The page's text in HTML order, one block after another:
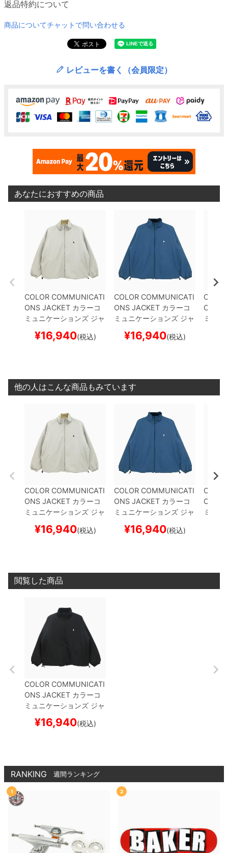
返品特約について
商品についてチャットで問い合わせる
レビューを書く（会員限定）
あなたにおすすめの商品
COLOR COMMUNICATI
ONS JACKET カラーコ
ミュニケーションズ ジャ
N BOA REVERSIBLEGR
¥16,940(税込)
COLOR COMMUNICATI
ONS JACKET カラーコ
ミュニケーションズ ジャ
N BOA REVERSIBLENA
¥16,940(税込)
ONS
ミュニ
他の人はこんな商品もみています
COLOR COMMUNICATI
ONS JACKET カラーコ
ミュニケーションズ ジャ
N BOA REVERSIBLEGR
¥16,940(税込)
COLOR COMMUNICATI
ONS JACKET カラーコ
ミュニケーションズ ジャ
N BOA REVERSIBLENA
¥16,940(税込)
ONS
ミュニ
閲覧した商品
COLOR COMMUNICATI
ONS JACKET カラーコ
ミュニケーションズ ジャ
ケット DRIP EMB NYLO
N BOA REVERSIBLEBL
¥16,940(税込)
RANKING 週間ランキング
1 2